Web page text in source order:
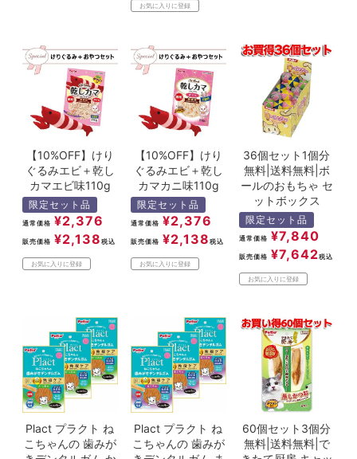
お気に入りに登録
【10%OFF】けり
ぐるみエビ＋乾し
カマエビ味110g
限定セット品
通常価格 ¥2,376
販売価格 ¥2,138 税込
お気に入りに登録
【10%OFF】けり
ぐるみエビ＋乾し
カマカニ味110g
限定セット品
通常価格 ¥2,376
販売価格 ¥2,138 税込
お気に入りに登録
36個セット1個分
無料|送料無料|ボ
ールのおもちゃ セ
ットボックス
限定セット品
通常価格 ¥7,840
販売価格 ¥7,642税込
お気に入りに登録
Plact プラクト ね
こちゃんの 歯みが
Plact プラクト ね
こちゃんの 歯みが
60個セット3個分
無料|送料無料|で